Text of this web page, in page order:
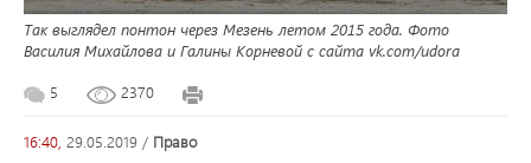
Так выглядел понтон через Мезень летом 2015 года. Фото
Василия Михайлова и Галины Корневой с сайта vk.com/udora
5 2370
16:40, 29.05.2019 / право